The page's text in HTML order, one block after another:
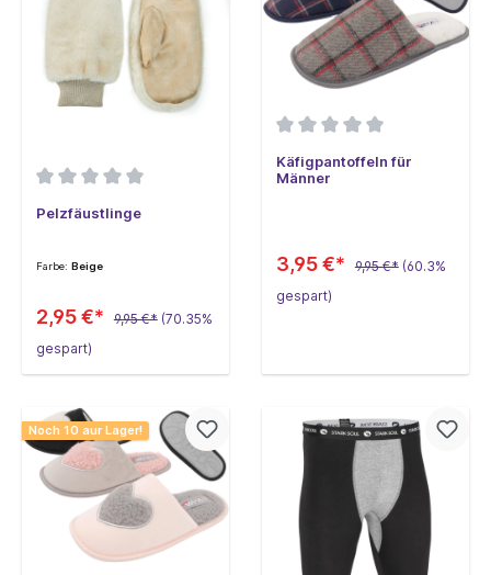
Pelzfäustlinge
Farbe: Beige
2,95 €* 9,95 €* (70.35%
gespart)
Käfigpantoffeln für
Männer
3,95 €* 9,95 €* (60.3%
gespart)
Noch 10 aur Lager!